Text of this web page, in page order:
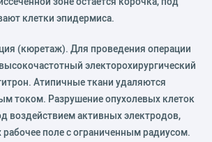
клетки эпидермиса.
(кюретаж). Для проведения операции
электорохирургический
Атипичные ткани удаляются
током. Разрушение опухолевых клеток
воздействием активных электродов,
поле с ограниченным радиусом.